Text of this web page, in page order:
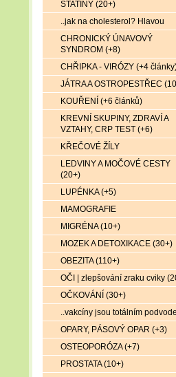
STATINY (20+)
..jak na cholesterol? Hlavou
CHRONICKÝ ÚNAVOVÝ
SYNDROM (+8)
CHŘIPKA - VIRÓZY (+4
JÁTRA A OSTROPESTŘEC
KOUŘENÍ (+6 článků)
KREVNÍ SKUPINY, ZDRAVÍ A
VZTAHY, CRP TEST (+6)
KŘEČOVÉ ŽÍLY
LEDVINY A MOČOVÉ CESTY
(20+)
LUPÉNKA (+5)
MAMOGRAFIE
MIGRÉNA (10+)
MOZEK A DETOXIKACE (30+)
OBEZITA (110+)
OČI | zlepšování zraku cviky
OČKOVÁNÍ (30+)
..vakcíny jsou totálním
OPARY, PÁSOVÝ OPAR (+3)
OSTEOPORÓZA (+7)
PROSTATA (10+)